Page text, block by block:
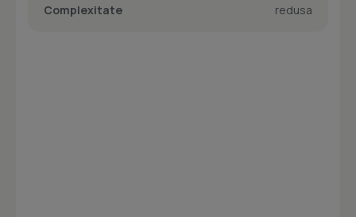
Complexitate
redusa